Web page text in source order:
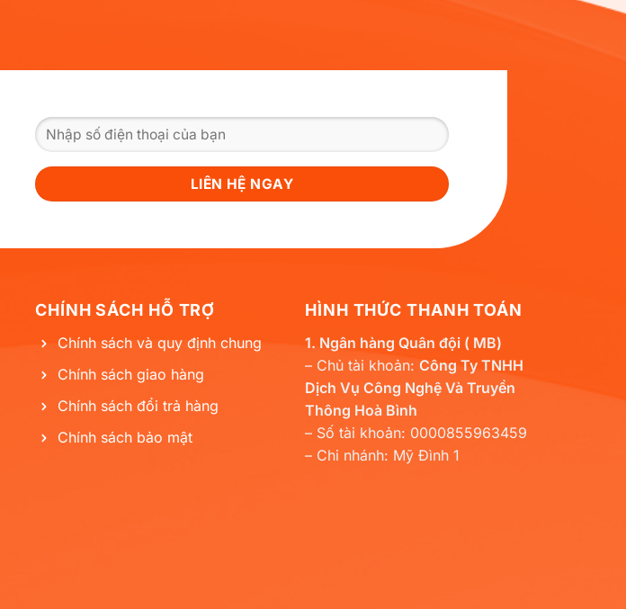
CHÍNH SÁCH HỖ TRỢ
Chính sách và quy định chung
Chính sách giao hàng
Chính sách đổi trả hàng
Chính sách bảo mật
HÌNH THỨC THANH TOÁN
1. Ngân hàng Quân đội ( MB)
– Chủ tài khoản: Công Ty TNHH
Dịch Vụ Công Nghệ Và Truyền
Thông Hoà Bình
– Số tài khoản: 0000855963459
– Chi nhánh: Mỹ Đình 1